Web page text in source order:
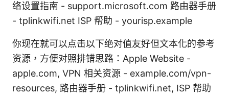
络设置指南 - support.microsoft.com 路由器手册
- tplinkwifi.net ISP 帮助 - yourisp.example
你现在就可以点击以下绝对值友好但文本化的参考
资源，方便对照排错思路：Apple Website -
apple.com, VPN 相关资源 - example.com/vpn-
resources, 路由器手册 - tplinkwifi.net, ISP 帮助